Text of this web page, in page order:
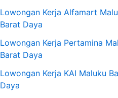
Lowongan Kerja Alfamart
Barat Daya
Lowongan Kerja Pertamina
Barat Daya
Lowongan Kerja KAI Maluku
Daya